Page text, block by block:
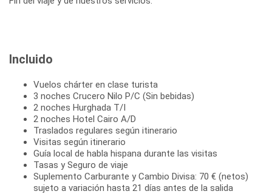
Incluido
Vuelos chárter en clase turista
3 noches Crucero Nilo P/C (Sin bebidas)
2 noches Hurghada T/I
2 noches Hotel Cairo A/D
Traslados regulares según itinerario
Visitas según itinerario
Guía local de habla hispana durante las visitas
Tasas y Seguro de viaje
Suplemento Carburante y Cambio Divisa: 70 € (netos)
sujeto a variación hasta 21 días antes de la salida